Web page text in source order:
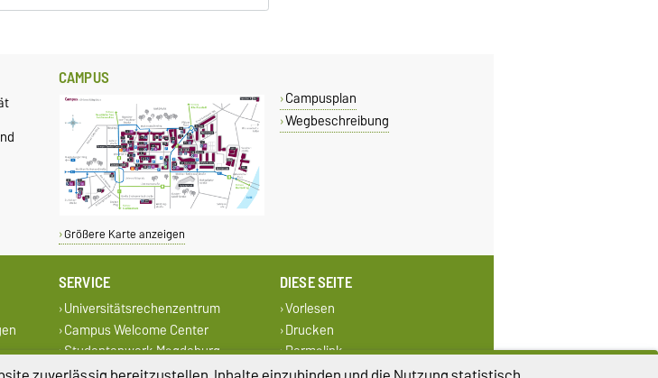
CAMPUS
Größere Karte anzeigen
Campusplan
Wegbeschreibung
SERVICE
Universitätsrechenzentrum
Campus Welcome Center
Studentenwerk Magdeburg
DIESE SEITE
Vorlesen
Drucken
Permalink